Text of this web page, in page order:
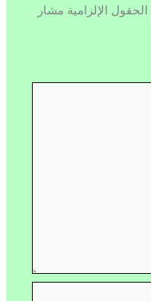
الحقول الإلزامية مشار